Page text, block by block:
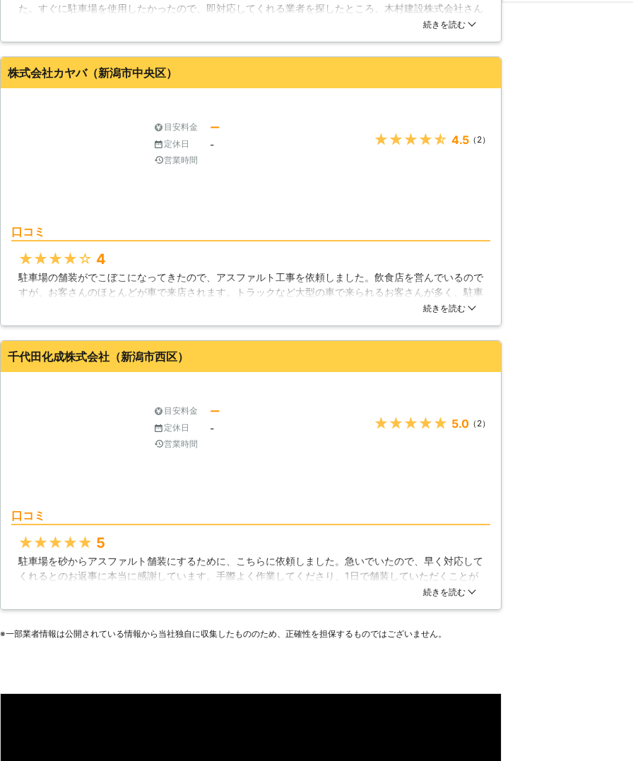
た。すぐに駐車場を使用したかったので、即対応してくれる業者を探したところ、木村建設株式会社さん
が最短で対応可能だったのでお願いしました。アスファルト舗装作業もスピーディーにしていただくこと
新潟県 五泉市 2016年12月11日
続きを読む
株式会社カヤバ（新潟市中央区）
目安料金 ー
定休日 -
営業時間
★★★★★ 4.5（2）
口コミ
★★★★★ 4
駐車場の舗装がでこぼこになってきたので、アスファルト工事を依頼しました。飲食店を営んでいるので
すが、お客さんのほとんどが車で来店されます。トラックなど大型の車で来られるお客さんが多く、駐車
場の舗装も剥がれやすいのが悩みでした。今回はアスファルトを少し厚めに施工してもらい、耐久性もア
新潟県 新潟市中央区 2016年11月25日
続きを読む
千代田化成株式会社（新潟市西区）
目安料金 ー
定休日 -
営業時間
★★★★★ 5.0（2）
口コミ
★★★★★ 5
駐車場を砂からアスファルト舗装にするために、こちらに依頼しました。急いでいたので、早く対応して
くれるとのお返事に本当に感謝しています。手際よく作業してくださり、1日で舗装していただくことが
できました。使用することができるようになるまでも数日で助かりました。また、利用したいと思える丁
続きを読む
※⼀部業者情報は公開されている情報から当社独⾃に収集したもののため、正確性を担保するものではございません。